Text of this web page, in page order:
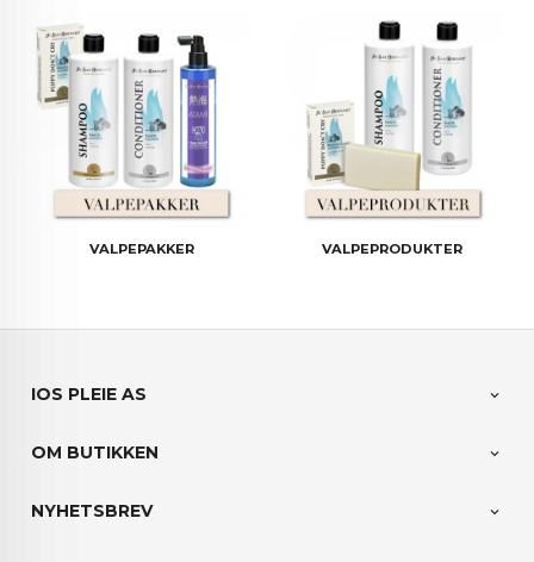
VALPEPAKKER VALPEPRODUKTER
IOS PLEIE AS
OM BUTIKKEN
NYHETSBREV